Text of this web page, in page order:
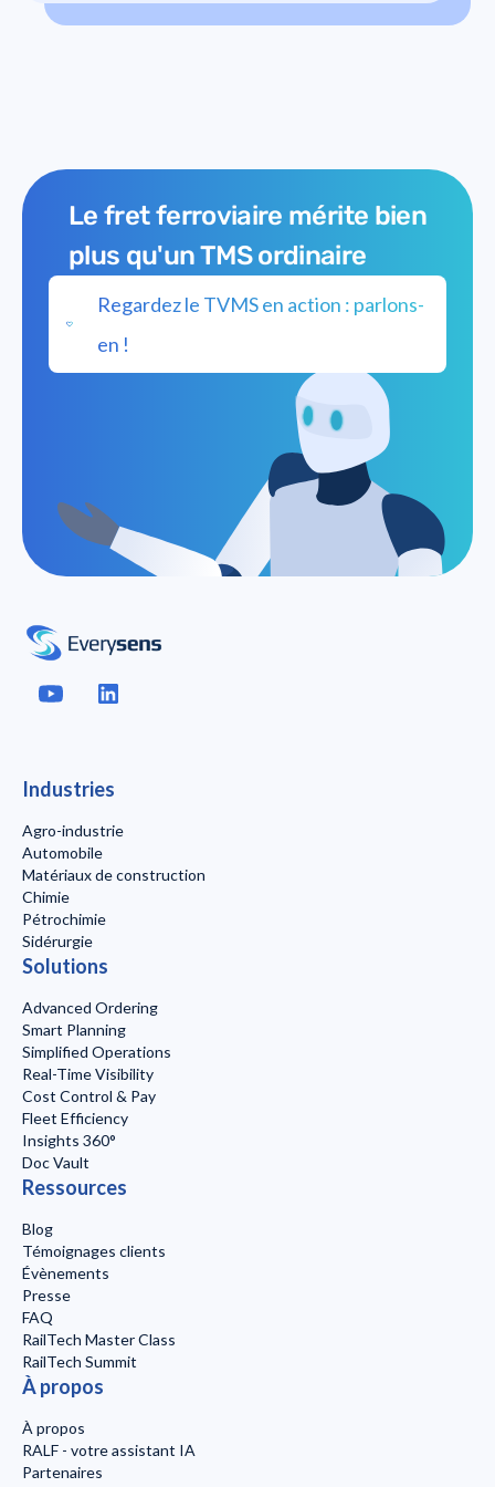
clients pour un transport sûr et responsable.
sur mesure, démontrant ainsi la valeur d'une
Le fret ferroviaire mérite bien
plus qu'un TMS ordinaire
Regardez le TVMS en action : parlons-
en !
Industries
Agro-industrie
Automobile
Matériaux de construction
Chimie
Pétrochimie
Sidérurgie
Solutions
Advanced Ordering
Smart Planning
Simplified Operations
Real-Time Visibility
Cost Control & Pay
Fleet Efficiency
Insights 360°
Doc Vault
Ressources
Blog
Témoignages clients
Évènements
Presse
FAQ
RailTech Master Class
RailTech Summit
À propos
À propos
RALF - votre assistant IA
Partenaires